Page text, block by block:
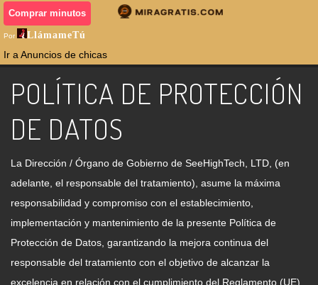
Comprar minutos
Por LlámameTú
Ir a Anuncios de chicas
POLÍTICA DE PROTECCIÓN
DE DATOS
La Dirección / Órgano de Gobierno de SeeHighTech, LTD, (en
adelante, el responsable del tratamiento), asume la máxima
responsabilidad y compromiso con el establecimiento,
implementación y mantenimiento de la presente Política de
Protección de Datos, garantizando la mejora continua del
responsable del tratamiento con el objetivo de alcanzar la
excelencia en relación con el cumplimiento del Reglamento (UE)